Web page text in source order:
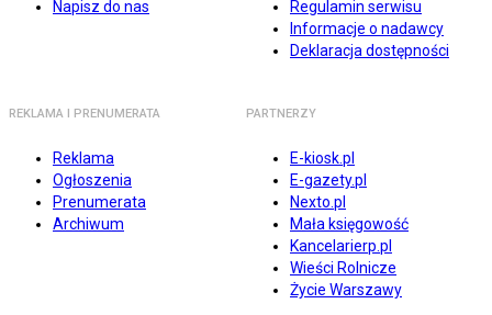
Napisz do nas
Regulamin serwisu
Informacje o nadawcy
Deklaracja dostępności
REKLAMA I PRENUMERATA
Reklama
Ogłoszenia
Prenumerata
Archiwum
PARTNERZY
E-kiosk.pl
E-gazety.pl
Nexto.pl
Mała księgowość
Kancelarierp.pl
Wieści Rolnicze
Życie Warszawy